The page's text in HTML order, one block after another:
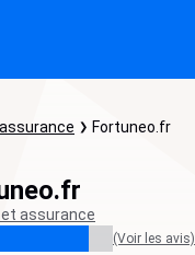
Fortuneo.fr
et assurance
(Voir les avis)